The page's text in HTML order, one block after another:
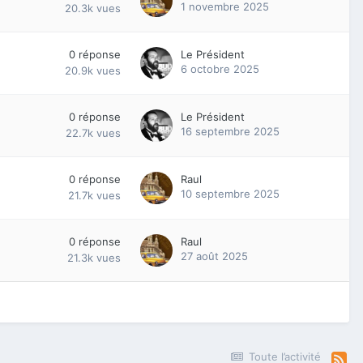
20.3k vues
1 novembre 2025
0 réponse
20.9k vues
Le Président
6 octobre 2025
0 réponse
22.7k vues
Le Président
16 septembre 2025
0 réponse
21.7k vues
Raul
10 septembre 2025
0 réponse
21.3k vues
Raul
27 août 2025
Toute l’activité